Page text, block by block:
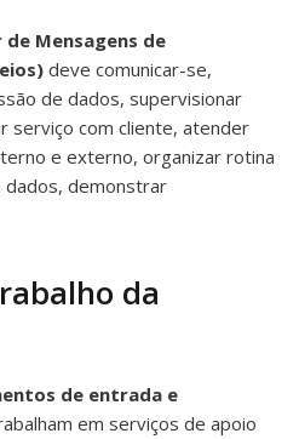
Mensagens de
deve comunicar-se,
de dados, supervisionar
serviço com cliente, atender
e externo, organizar rotina
demonstrar
da
de entrada e
em serviços de apoio